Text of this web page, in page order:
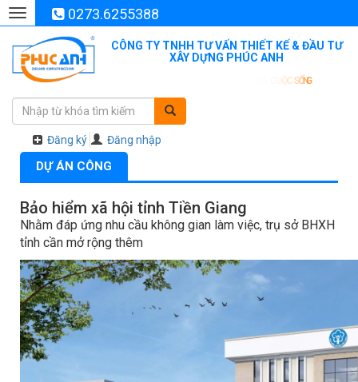
CÔNG TY TNHH TƯ VẤN THIẾT KẾ & ĐẦU TƯ
XÂY DỰNG PHÚC ANH
0273.6255388
Đăng ký Đăng nhập
Toggle
navigation
DỰ ÁN CÔNG
Bảo hiểm xã hội tỉnh Tiền Giang
Nhằm đáp ứng nhu cầu không gian làm việc, trụ sở BHXH
tỉnh cần mở rộng thêm